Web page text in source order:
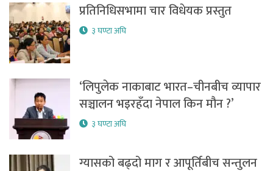
प्रतिनिधिसभामा चार विधेयक प्रस्तुत
३ घण्टा अघि
‘लिपुलेक नाकाबाट भारत–चीनबीच व्यापार
सञ्चालन भइरहँदा नेपाल किन मौन ?’
३ घण्टा अघि
ग्यासको बढ्दो माग र आपूर्तिबीच सन्तुलन